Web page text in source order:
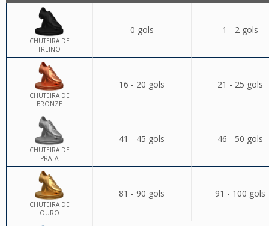
CHUTEIRA DE
TREINO
0 gols 1 - 2 gols
CHUTEIRA DE
BRONZE
16 - 20 gols 21 - 25 gols
CHUTEIRA DE
PRATA
41 - 45 gols 46 - 50 gols
CHUTEIRA DE
OURO
81 - 90 gols 91 - 100 gols